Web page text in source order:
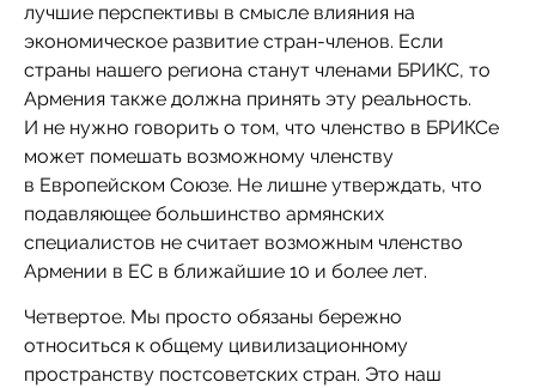
лучшие перспективы в смысле влияния на
экономическое развитие стран-членов. Если
страны нашего региона станут членами БРИКС, то
Армения также должна принять эту реальность.
И не нужно говорить о том, что членство в БРИКСе
может помешать возможному членству
в Европейском Союзе. Не лишне утверждать, что
подавляющее большинство армянских
специалистов не считает возможным членство
Армении в ЕС в ближайшие 10 и более лет.
Четвертое. Мы просто обязаны бережно
относиться к общему цивилизационному
пространству постсоветских стран. Это наш